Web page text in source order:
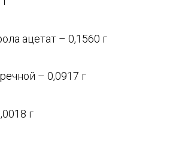
ацетат – 0,1560 г
– 0,0917 г
г